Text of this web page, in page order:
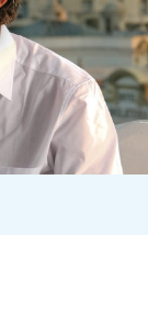
KATAR
OMÁN
SAUDSKÁ ARÁBIA
SPOJENÉ ARABSKÉ
EMIRÁTY - DUBAJ a
ABU DHABI